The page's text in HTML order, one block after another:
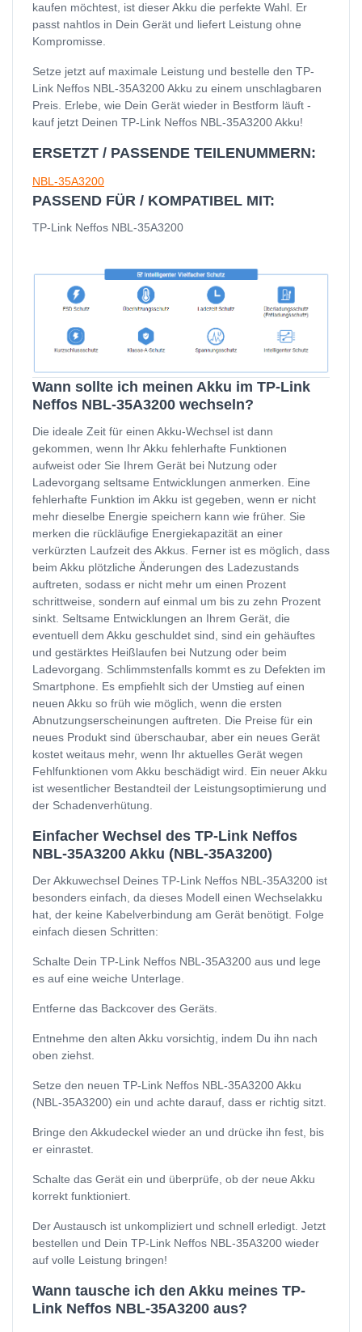
kaufen möchtest, ist dieser Akku die perfekte Wahl. Er
passt nahtlos in Dein Gerät und liefert Leistung ohne
Kompromisse.
Setze jetzt auf maximale Leistung und bestelle den TP-
Link Neffos NBL-35A3200 Akku zu einem unschlagbaren
Preis. Erlebe, wie Dein Gerät wieder in Bestform läuft -
kauf jetzt Deinen TP-Link Neffos NBL-35A3200 Akku!
ERSETZT / PASSENDE TEILENUMMERN:
NBL-35A3200
PASSEND FÜR / KOMPATIBEL MIT:
TP-Link Neffos NBL-35A3200
Wann sollte ich meinen Akku im TP-Link
Neffos NBL-35A3200 wechseln?
Die ideale Zeit für einen Akku-Wechsel ist dann
gekommen, wenn Ihr Akku fehlerhafte Funktionen
aufweist oder Sie Ihrem Gerät bei Nutzung oder
Ladevorgang seltsame Entwicklungen anmerken. Eine
fehlerhafte Funktion im Akku ist gegeben, wenn er nicht
mehr dieselbe Energie speichern kann wie früher. Sie
merken die rückläufige Energiekapazität an einer
verkürzten Laufzeit des Akkus. Ferner ist es möglich, dass
beim Akku plötzliche Änderungen des Ladezustands
auftreten, sodass er nicht mehr um einen Prozent
schrittweise, sondern auf einmal um bis zu zehn Prozent
sinkt. Seltsame Entwicklungen an Ihrem Gerät, die
eventuell dem Akku geschuldet sind, sind ein gehäuftes
und gestärktes Heißlaufen bei Nutzung oder beim
Ladevorgang. Schlimmstenfalls kommt es zu Defekten im
Smartphone. Es empfiehlt sich der Umstieg auf einen
neuen Akku so früh wie möglich, wenn die ersten
Abnutzungserscheinungen auftreten. Die Preise für ein
neues Produkt sind überschaubar, aber ein neues Gerät
kostet weitaus mehr, wenn Ihr aktuelles Gerät wegen
Fehlfunktionen vom Akku beschädigt wird. Ein neuer Akku
ist wesentlicher Bestandteil der Leistungsoptimierung und
der Schadenverhütung.
Einfacher Wechsel des TP-Link Neffos
NBL-35A3200 Akku (NBL-35A3200)
Der Akkuwechsel Deines TP-Link Neffos NBL-35A3200 ist
besonders einfach, da dieses Modell einen Wechselakku
hat, der keine Kabelverbindung am Gerät benötigt. Folge
einfach diesen Schritten:
Schalte Dein TP-Link Neffos NBL-35A3200 aus und lege
es auf eine weiche Unterlage.
Entferne das Backcover des Geräts.
Entnehme den alten Akku vorsichtig, indem Du ihn nach
oben ziehst.
Setze den neuen TP-Link Neffos NBL-35A3200 Akku
(NBL-35A3200) ein und achte darauf, dass er richtig sitzt.
Bringe den Akkudeckel wieder an und drücke ihn fest, bis
er einrastet.
Schalte das Gerät ein und überprüfe, ob der neue Akku
korrekt funktioniert.
Der Austausch ist unkompliziert und schnell erledigt. Jetzt
bestellen und Dein TP-Link Neffos NBL-35A3200 wieder
auf volle Leistung bringen!
Wann tausche ich den Akku meines TP-
Link Neffos NBL-35A3200 aus?